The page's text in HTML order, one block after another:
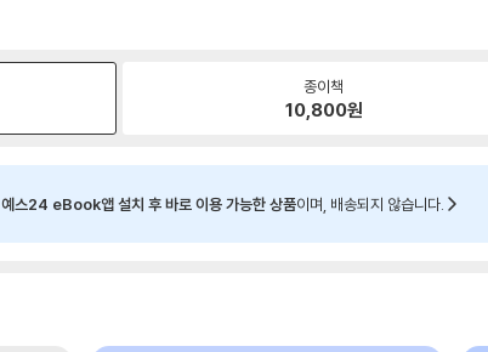
종이책
10,800원
예스24 eBook앱 설치 후 바로 이용 가능한 상품이며, 배송되지 않습니다.